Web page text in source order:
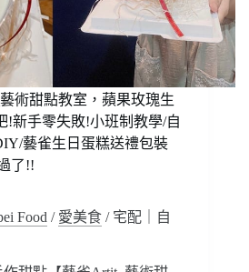
術甜點教室，蘋果玫瑰生
!新手零失敗!小班制教學/自
藝雀生日蛋糕送禮包裝
了!!
Food / 愛美食 / 宅配｜自